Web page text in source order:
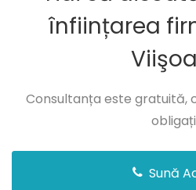
înființarea
Consultanța este gratuită,
Sună